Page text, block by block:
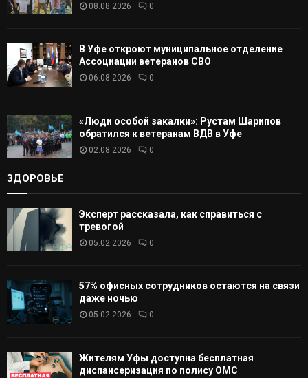
08.08.2026 0
В Уфе откроют муниципальное отделение
Ассоциации ветеранов СВО
06.08.2026 0
«Люди особой закалки»: Рустам Шарипов
обратился к ветеранам ВДВ в Уфе
02.08.2026 0
ЗДОРОВЬЕ
Эксперт рассказала, как справиться с
тревогой
05.02.2026 0
57% офисных сотрудников остаются на связи
даже ночью
05.02.2026 0
Жителям Уфы доступна бесплатная
диспансеризация по полису ОМС